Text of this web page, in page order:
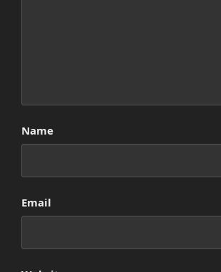
Name
Email